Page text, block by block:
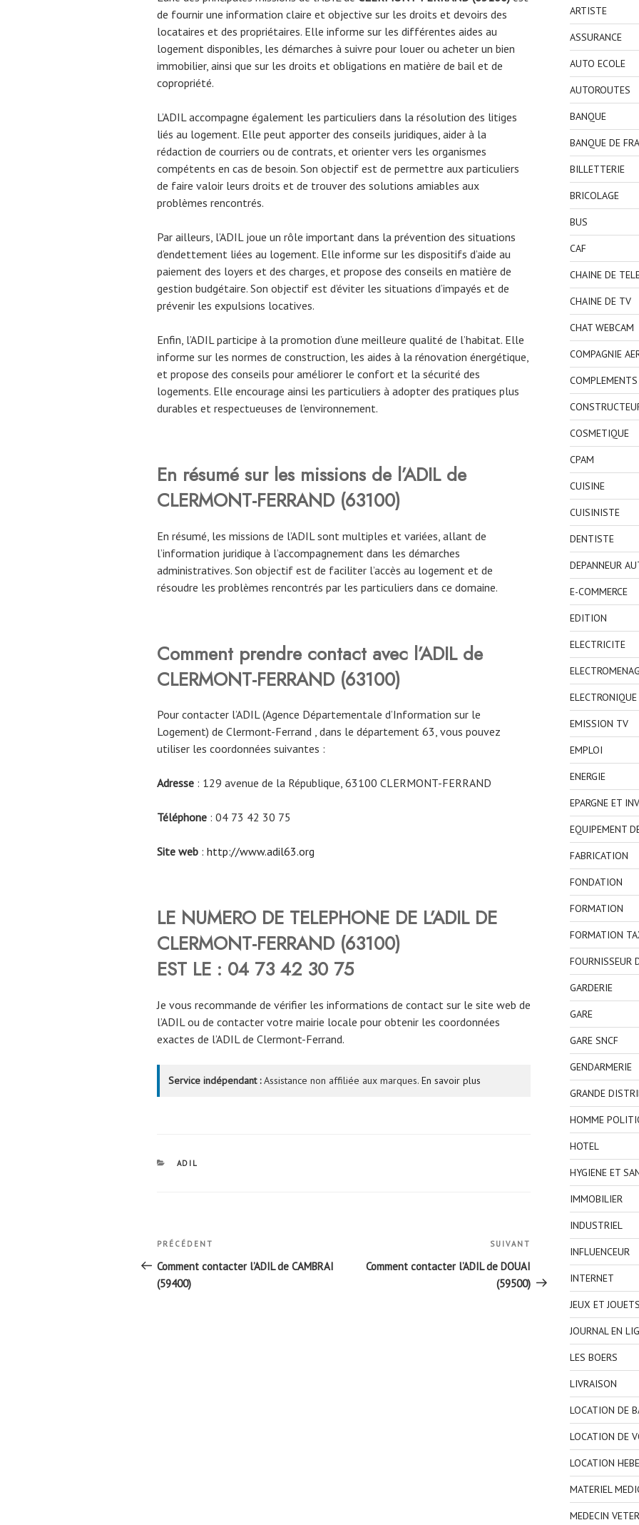
de fournir une information claire et objective sur les droits et devoirs des
locataires et des propriétaires. Elle informe sur les différentes aides au
logement disponibles, les démarches à suivre pour louer ou acheter un bien
immobilier, ainsi que sur les droits et obligations en matière de bail et de
copropriété.
L’ADIL accompagne également les particuliers dans la résolution des litiges
liés au logement. Elle peut apporter des conseils juridiques, aider à la
rédaction de courriers ou de contrats, et orienter vers les organismes
compétents en cas de besoin. Son objectif est de permettre aux particuliers
de faire valoir leurs droits et de trouver des solutions amiables aux
problèmes rencontrés.
Par ailleurs, l’ADIL joue un rôle important dans la prévention des situations
d’endettement liées au logement. Elle informe sur les dispositifs d’aide au
paiement des loyers et des charges, et propose des conseils en matière de
gestion budgétaire. Son objectif est d’éviter les situations d’impayés et de
prévenir les expulsions locatives.
Enfin, l’ADIL participe à la promotion d’une meilleure qualité de l’habitat. Elle
informe sur les normes de construction, les aides à la rénovation énergétique,
et propose des conseils pour améliorer le confort et la sécurité des
logements. Elle encourage ainsi les particuliers à adopter des pratiques plus
durables et respectueuses de l’environnement.
En résumé sur les missions de l’ADIL de
CLERMONT-FERRAND (63100)
En résumé, les missions de l’ADIL sont multiples et variées, allant de
l’information juridique à l’accompagnement dans les démarches
administratives. Son objectif est de faciliter l’accès au logement et de
résoudre les problèmes rencontrés par les particuliers dans ce domaine.
Comment prendre contact avec l’ADIL de
CLERMONT-FERRAND (63100)
Pour contacter l’ADIL (Agence Départementale d’Information sur le
Logement) de Clermont-Ferrand , dans le département 63, vous pouvez
utiliser les coordonnées suivantes :
Adresse : 129 avenue de la République, 63100 CLERMONT-FERRAND
Téléphone : 04 73 42 30 75
Site web : http://www.adil63.org
LE NUMERO DE TELEPHONE DE L’ADIL DE
CLERMONT-FERRAND (63100)
EST LE : 04 73 42 30 75
Je vous recommande de vérifier les informations de contact sur le site web de
l’ADIL ou de contacter votre mairie locale pour obtenir les coordonnées
exactes de l’ADIL de Clermont-Ferrand.
Service indépendant :Assistance non affiliée aux marques. En savoir plus
CATÉGORIES
ADIL
Navigation
de
l’article
Article
précédent
PRÉCÉDENT
Comment contacter l’ADIL de CAMBRAI
(59400)
SUIVANT
Comment contacter l’ADIL de DOUAI
(59500)
ARTISTE
ASSURANCE
AUTO ECOLE
AUTOROUTES
BANQUE
BANQUE DE
BILLETTERIE
BRICOLAGE
BUS
CAF
CHAINE DE
CHAINE DE TV
CHAT WEBCAM
COMPAGNIE
COSMETIQUE
CPAM
CUISINE
CUISINISTE
DENTISTE
DEPANNEUR
E-COMMERCE
EDITION
ELECTRICITE
EMISSION TV
EMPLOI
ENERGIE
EPARGNE ET
EQUIPEMENT
FABRICATION
FONDATION
FORMATION
FORMATION
FOURNISSEUR
GARDERIE
GARE
GARE SNCF
GENDARMERIE
GRANDE
HOMME
HOTEL
HYGIENE ET
IMMOBILIER
INDUSTRIEL
INFLUENCEUR
INTERNET
JEUX ET JOUETS
JOURNAL EN
LES BOERS
LIVRAISON
LOCATION DE
LOCATION DE
LOCATION
MATERIEL
MEDECIN